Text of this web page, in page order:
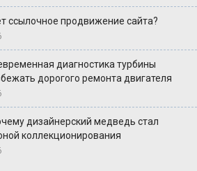
ссылочное продвижение сайта?
диагностика турбины
дорогого ремонта двигателя
дизайнерский медведь стал
коллекционирования